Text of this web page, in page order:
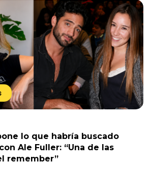
lo que habría buscado
Ale Fuller: “Una de las
remember”